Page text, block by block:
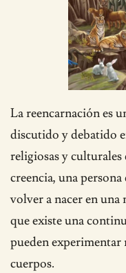
La reencarnación es
discutido y debatido
religiosas y
creencia, una
volver a nacer en
que existe una
pueden
cuerpos.